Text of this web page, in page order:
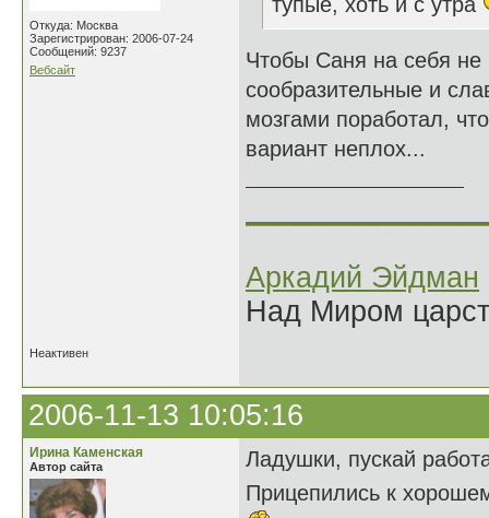
Откуда: Москва
Зарегистрирован: 2006-07-24
Сообщений: 9237
Вебсайт
Чтобы Саня на себя
сообразительные и
мозгами поработал,
вариант неплох...
Аркадий Эйдман
Над Миром
Неактивен
2006-11-13 10:05:16
Ирина Каменская
Автор сайта
Ладушки, пускай
Прицепились к